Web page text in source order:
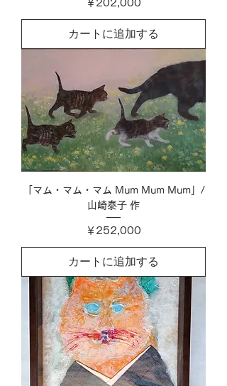
￥202,000
カートに追加する
「マム・マム・マム Mum Mum Mum」/
山崎泰子 作
価格
￥252,000
カートに追加する